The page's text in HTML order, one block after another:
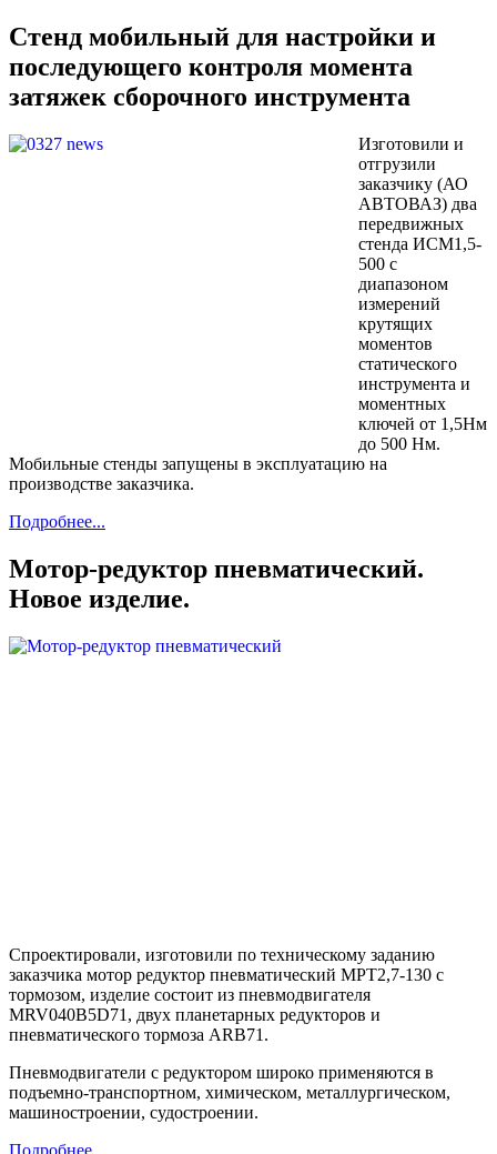
Стенд мобильный для настройки и
последующего контроля момента
затяжек сборочного инструмента
Изготовили и
отгрузили
заказчику (АО
АВТОВАЗ) два
передвижных
стенда ИСМ1,5-
500 с
диапазоном
измерений
крутящих
моментов
статического
инструмента и
моментных
ключей от 1,5Нм
до 500 Нм.
Мобильные стенды запущены в эксплуатацию на
производстве заказчика.
Подробнее...
Мотор-редуктор пневматический.
Новое изделие.
Спроектировали, изготовили по техническому заданию
заказчика мотор редуктор пневматический MРТ2,7-130 с
тормозом, изделие состоит из пневмодвигателя
MRV040B5D71, двух планетарных редукторов и
пневматического тормоза ARB71.
Пневмодвигатели с редуктором широко применяются в
подъемно-транспортном, химическом, металлургическом,
машиностроении, судостроении.
Подробнее...